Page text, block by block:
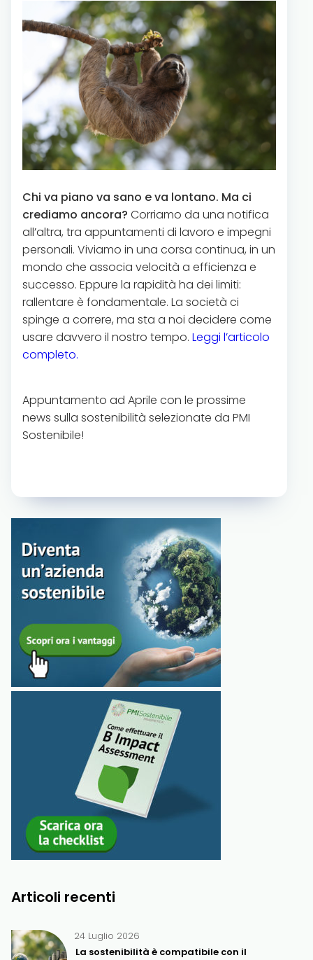
Chi va piano va sano e va lontano. Ma ci
crediamo ancora? Corriamo da una notifica
all’altra, tra appuntamenti di lavoro e impegni
personali. Viviamo in una corsa continua, in un
mondo che associa velocità a efficienza e
successo. Eppure la rapidità ha dei limiti:
rallentare è fondamentale. La società ci
spinge a correre, ma sta a noi decidere come
usare davvero il nostro tempo. Leggi l’articolo
completo.
Appuntamento ad Aprile con le prossime
news sulla sostenibilità selezionate da PMI
Sostenibile!
Articoli recenti
La sostenibilità è compatibile con il
24 Luglio 2026